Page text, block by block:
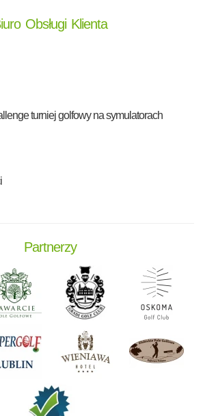
Obsługi Klienta
turniej golfowy na symulatorach
Partnerzy